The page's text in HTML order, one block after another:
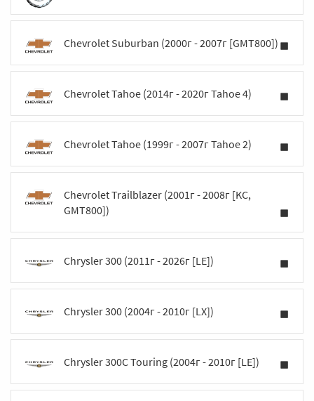
Chevrolet Suburban (2000г - 2007г [GMT800])
Chevrolet Tahoe (2014г - 2020г Tahoe 4)
Chevrolet Tahoe (1999г - 2007г Tahoe 2)
Chevrolet Trailblazer (2001г - 2008г [KC,
GMT800])
Chrysler 300 (2011г - 2026г [LE])
Chrysler 300 (2004г - 2010г [LX])
Chrysler 300C Touring (2004г - 2010г [LE])